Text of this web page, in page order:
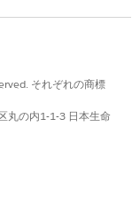
それぞれの商標
丸の内1-1-3 日本生命